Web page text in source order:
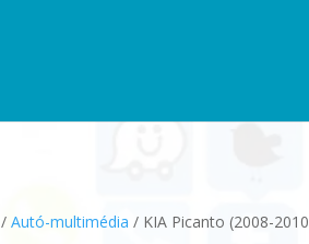
/Autó-multimédia / KIA Picanto (2008-